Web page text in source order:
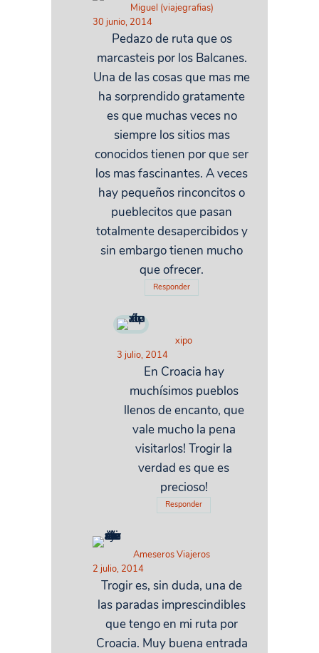
Miguel (viajegrafias)
30 junio, 2014
Pedazo de ruta que os
marcasteis por los Balcanes.
Una de las cosas que mas me
ha sorprendido gratamente
es que muchas veces no
siempre los sitios mas
conocidos tienen por que ser
los mas fascinantes. A veces
hay pequeños rinconcitos o
pueblecitos que pasan
totalmente desapercibidos y
sin embargo tienen mucho
que ofrecer.
Responder
xipo
3 julio, 2014
En Croacia hay
muchísimos pueblos
llenos de encanto, que
vale mucho la pena
visitarlos! Trogir la
verdad es que es
precioso!
Responder
Ameseros Viajeros
2 julio, 2014
Trogir es, sin duda, una de
las paradas imprescindibles
que tengo en mi ruta por
Croacia. Muy buena entrada